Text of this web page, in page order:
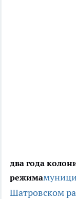
два года
режима
Шатровском